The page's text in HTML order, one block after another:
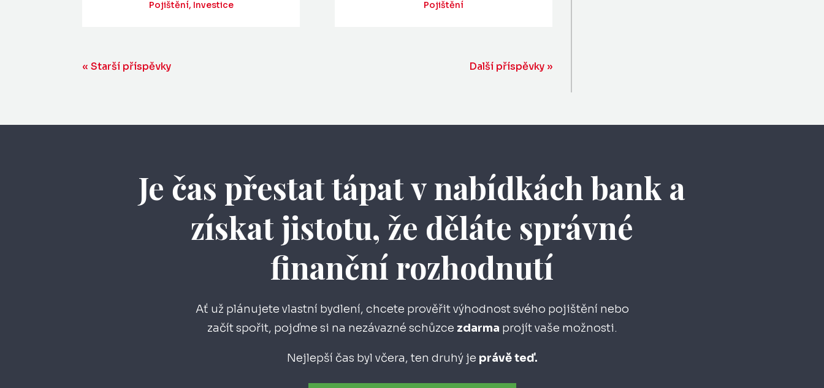
Pojištění, Investice Pojištění
« Starší příspěvky Další příspěvky »
Je čas přestat tápat v nabídkách bank a
získat jistotu, že děláte správné
finanční rozhodnutí
Ať už plánujete vlastní bydlení, chcete prověřit výhodnost svého pojištění nebo
začít spořit, pojďme si na nezávazné schůzce zdarma projít vaše možnosti.
Nejlepší čas byl včera, ten druhý je právě teď.